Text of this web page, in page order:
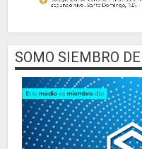
SOMO SIEMBRO DE